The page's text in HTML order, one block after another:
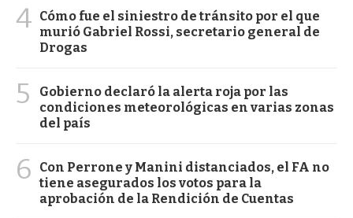
4 Cómo fue el siniestro de tránsito por el que
murió Gabriel Rossi, secretario general de
Drogas
5
Gobierno declaró la alerta roja por las
condiciones meteorológicas en varias zonas
del país
6
Con Perrone y Manini distanciados, el FA no
tiene asegurados los votos para la
aprobación de la Rendición de Cuentas